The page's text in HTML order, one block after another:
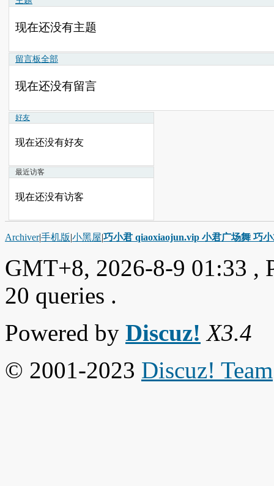
现在还没有主题
留言板全部
现在还没有留言
好友
现在还没有好友
最近访客
现在还没有访客
Archiver|手机版|小黑屋|巧小君 qiaoxiaojun.vip 小君广场舞 巧
GMT+8, 2026-8-9 01:33 ,
20 queries .
Powered by Discuz! X3.4
© 2001-2023 Discuz! Team